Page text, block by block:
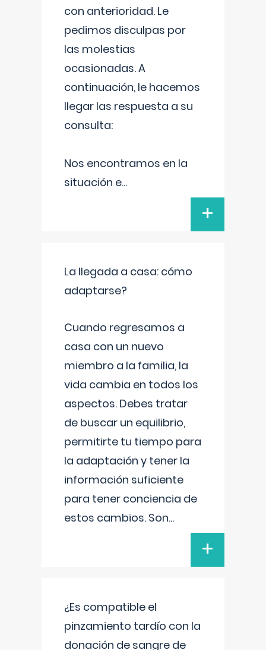
con anterioridad. Le
pedimos disculpas por
las molestias
ocasionadas. A
continuación, le hacemos
llegar las respuesta a su
consulta:
Nos encontramos en la
situación e...
+
La llegada a casa: cómo
adaptarse?
Cuando regresamos a
casa con un nuevo
miembro a la familia, la
vida cambia en todos los
aspectos. Debes tratar
de buscar un equilibrio,
permitirte tu tiempo para
la adaptación y tener la
información suficiente
para tener conciencia de
estos cambios. Son...
+
¿Es compatible el
pinzamiento tardío con la
donación de sangre de